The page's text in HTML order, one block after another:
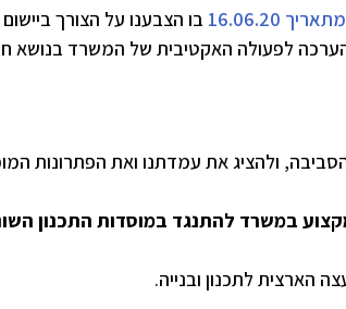
16.06.20
בו הצבענו על הצורך ביישום
הערכה לפעולה האקטיבית של המשרד בנושא
ולהציג את עמדתנו ואת הפתרונות
במשרד להתנגד במוסדות התכנון
הארצית לתכנון ובנייה.